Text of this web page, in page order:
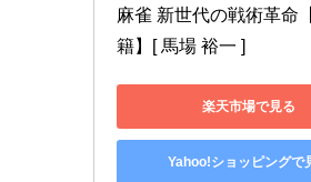
麻雀 新世代の戦術革命
籍】[ 馬場 裕一 ]
楽天市場で見る
Yahoo!ショッピングで